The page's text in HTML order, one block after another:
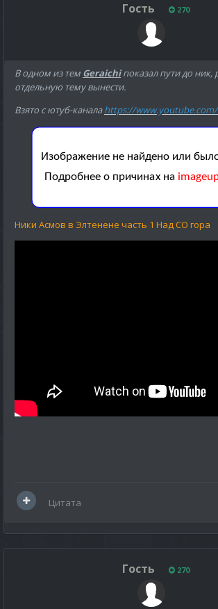
Гость 270
В одном из тем Geraichiпоказал пути до ник,
отдельную тему вынести.
Взято с ютуб-каналаhttps://www.youtube.com/
Ники Асмов в Элтенене часть 1 Над СО гора
Цитата
Гость 270